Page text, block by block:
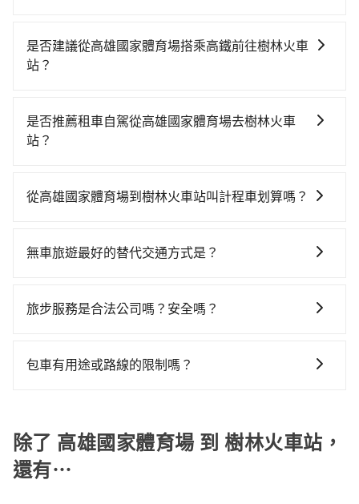
詢到具體的費用。
種付款方式，其他付款方式目前暫時不支援。
是否建議從高雄國家體育場搭乘高鐵前往樹林火車
站？
坐舒適、省時、較貴！從最早06:15一直到22:10，左營-
板橋一天最多有77班次高鐵可搭乘。假設從高雄國家體
車的到來，大概又過了20分鐘，再乘坐85~126分鐘（平
搭上小黃後約花17分鐘、車費300元後，抵達樹林火車
1,540元。但如果全程使用tripool並到府專車接送，則
的交通費，所以對於不是這麼趕時間的人來說，預約
是否推薦租車自駕從高雄國家體育場去樹林火車
站？
在車上休息，那在高雄國家體育場所在的高雄市左營區
Altis、Nissan Tiida，一天租金約$1,500，九人座如
（每小時約40元）、保險費、罰單另計多數租車合約上
都沒有提供甲租乙還的服務，假設你當天就往返高雄國
那租車一整天又要停靠在車站附近繳停車費，就顯得非
常不划算。再者，租車地點可能離高雄國家體育場還有
段路，且須配合車行營業時間做租還動作，另外承租過
從高雄國家體育場到樹林火車站叫計程車划算嗎？
灣大車隊、Uber、Line Taxi、Yoxi等，如果在路邊攔不
格約為6,675~8,000元間，但如改預約tripool可省高達
無車旅遊最好的替代交通方式是？
看您旅遊的目的地而定。您可以善用大眾運輸，例如：
服務，由專人到府接送，讓您更加輕鬆自在。
旅步服務是合法公司嗎？安全嗎？
定用車，旅步只使用合法車輛及通過嚴格審查的職業司
包車有用途或路線的限制嗎？
清明掃墓、包車旅遊、參加喜宴/喪禮、就醫回診、登山
露營、學生搬家、投票返鄉、商務出差、貴賓來訪、寵
物檢疫、預約叫車、機場接送、定期洗腎、包月上下
除了 高雄國家體育場 到 樹林火車站，
還有⋯